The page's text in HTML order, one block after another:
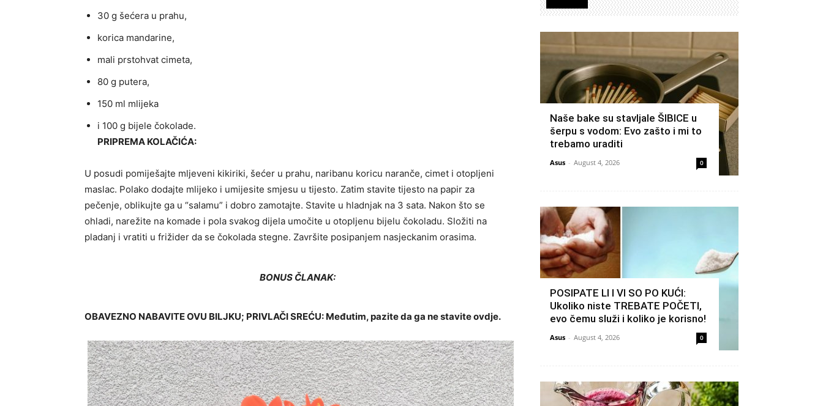
30 g šećera u prahu,
korica mandarine,
mali prstohvat cimeta,
80 g putera,
150 ml mlijeka
i 100 g bijele čokolade.
PRIPREMA KOLAČIĆA:
U posudi pomiješajte mljeveni kikiriki, šećer u prahu, naribanu koricu naranče, cimet i otopljeni
maslac. Polako dodajte mlijeko i umijesite smjesu u tijesto. Zatim stavite tijesto na papir za
pečenje, oblikujte ga u “salamu” i dobro zamotajte. Stavite u hladnjak na 3 sata. Nakon što se
ohladi, narežite na komade i pola svakog dijela umočite u otopljenu bijelu čokoladu. Složiti na
pladanj i vratiti u frižider da se čokolada stegne. Završite posipanjem nasjeckanim orasima.
BONUS ČLANAK:
OBAVEZNO NABAVITE OVU BILJKU; PRIVLAČI SREĆU: Međutim, pazite da ga ne stavite ovdje.
Naše bake su stavljale ŠIBICE u
šerpu s vodom: Evo zašto i mi to
trebamo uraditi
Asus - August 4, 2026 0
POSIPATE LI I VI SO PO KUĆI:
Ukoliko niste TREBATE POČETI,
evo čemu služi i koliko je korisno!
Asus - August 4, 2026 0